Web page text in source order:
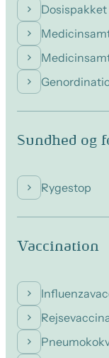
Sundhed og
Rygestop
Vaccination